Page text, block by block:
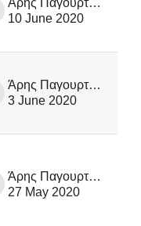
10 June 2020
Άρης Παγουρτζής
3 June 2020
Άρης Παγουρτζής
27 May 2020